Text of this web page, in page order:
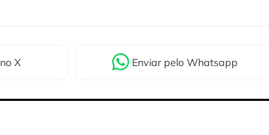
no X Enviar pelo Whatsapp